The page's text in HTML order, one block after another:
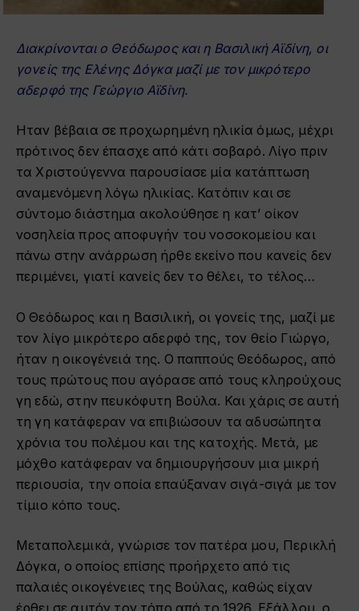
Διακρίνονται ο Θεόδωρος και η Βασιλική Αϊδίνη, οι
γονείς της Ελένης Δόγκα μαζί με τον μικρότερο
αδερφό της Γεώργιο Αϊδίνη.
Ηταν βέβαια σε προχωρημένη ηλικία όμως, μέχρι
πρότινος δεν έπασχε από κάτι σοβαρό. Λίγο πριν
τα Χριστούγεννα παρουσίασε μία κατάπτωση
αναμενόμενη λόγω ηλικίας. Κατόπιν και σε
σύντομο διάστημα ακολούθησε η κατ’ οίκον
νοσηλεία προς αποφυγήν του νοσοκομείου και
πάνω στην ανάρρωση ήρθε εκείνο που κανείς δεν
περιμένει, γιατί κανείς δεν το θέλει, το τέλος…
Ο Θεόδωρος και η Βασιλική, οι γονείς της, μαζί με
τον λίγο μικρότερο αδερφό της, τον θείο Γιώργο,
ήταν η οικογένειά της. Ο παππούς Θεόδωρος, από
τους πρώτους που αγόρασε από τους κληρούχους
γη εδώ, στην πευκόφυτη Βούλα. Και χάρις σε αυτή
τη γη κατάφεραν να επιβιώσουν τα αδυσώπητα
χρόνια του πολέμου και της κατοχής. Μετά, με
μόχθο κατάφεραν να δημιουργήσουν μια μικρή
περιουσία, την οποία επαύξαναν σιγά-σιγά με τον
τίμιο κόπο τους.
Μεταπολεμικά, γνώρισε τον πατέρα μου, Περικλή
Δόγκα, ο οποίος επίσης προήρχετο από τις
παλαιές οικογένειες της Βούλας, καθώς είχαν